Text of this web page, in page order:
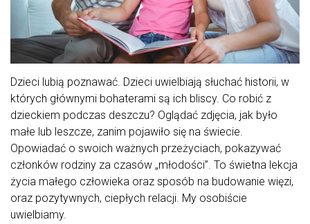
Dzieci lubią poznawać. Dzieci uwielbiają słuchać historii, w
których głównymi bohaterami są ich bliscy. Co robić z
dzieckiem podczas deszczu? Oglądać zdjęcia, jak było
małe lub leszcze, zanim pojawiło się na świecie.
Opowiadać o swoich ważnych przeżyciach, pokazywać
członków rodziny za czasów „młodości”. To świetna lekcja
życia małego człowieka oraz sposób na budowanie więzi,
oraz pozytywnych, ciepłych relacji. My osobiście
uwielbiamy.